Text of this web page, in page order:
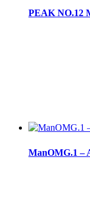
PEAK NO.12
ManOMG.1 –